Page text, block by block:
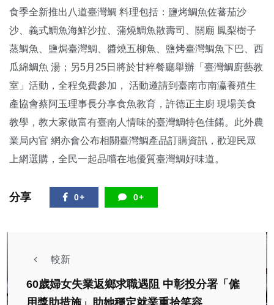
食季全新推出八道臺灣鯛 料理包括：鹽烤鯛魚佐蕃茄沙
沙、義式鯛魚海鮮沙拉、蒲燒鯛魚散壽司、關廟 鳳梨樹子
蒸鯛魚、鹽焗臺灣鯛、醬燒五柳魚、鹽烤臺灣鯛魚下巴、西
瓜綿鯛魚 湯；另5月25日將於甘粹餐廳舉辦「臺灣鯛廚藝教
室」活動，全程免費參加， 活動邀請到臺南市南瀛養殖生
產協會蔡阿玉理事長分享食魚教育，許德正主廚 現場美食
教學，教大家做富有臺南人情味的臺灣鯛特色佳餚。此外農
業局內官 網亦會公布相關臺灣鯛產品訂購資訊，歡迎民眾
上網選購，全民一起品嚐在地優質臺灣鯛好味道。
分享 0+ 0+
較新
​60歲婦女失業返鄉求職遇阻 中彰投分署「僱